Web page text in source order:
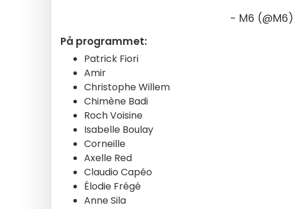
- M6 (@M6)
På programmet:
Patrick Fiori
Amir
Christophe Willem
Chimène Badi
Roch Voisine
Isabelle Boulay
Corneille
Axelle Red
Claudio Capéo
Élodie Frégé
Anne Sila